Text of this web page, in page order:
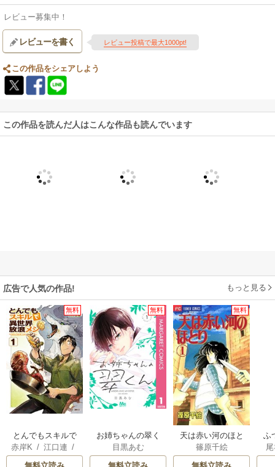
レビュー募集中！
レビューを書く レビュー投稿で最大1000pt!
この作品をシェアしよう
この作品を読んだ人はこんな作品も読んでいます
広告で人気の作品! もっと見る
無料
とんでもスキルで
異世界放浪メシ
赤岸K / 江口連 /
雅
無料
お姉ちゃんの翠く
ん
目黒あむ
無料
天は赤い河のほと
り
篠原千絵
ふ